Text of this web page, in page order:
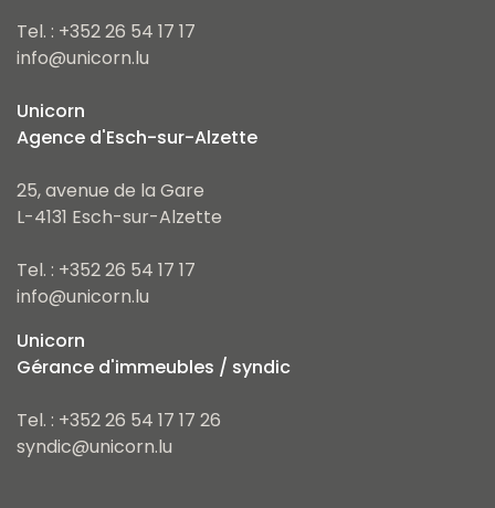
Tel. : +352 26 54 17 17
info@unicorn.lu
Unicorn
Agence d'Esch-sur-Alzette
25, avenue de la Gare
L-4131 Esch-sur-Alzette
Tel. : +352 26 54 17 17
info@unicorn.lu
Unicorn
Gérance d'immeubles / syndic
Tel. : +352 26 54 17 17 26
syndic@unicorn.lu